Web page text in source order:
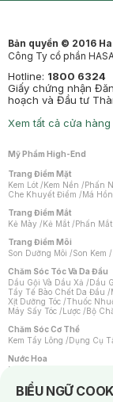
Bản quyền © 2016
Công Ty cổ phần
Hotline: 1800 6324
Giấy chứng nhận
hoạch và Đầu tư
Xem tất cả cửa hàng
Mỹ Phẩm High-End
Trang Điểm Mặt
Kem Lót /Kem Nền /Phấn
Che Khuyết Điểm /Má
Trang Điểm Mắt
Kẻ Mày /Kẻ Mắt /Phấn Mắt
Trang Điểm Môi
Son Dưỡng Môi /Son Kem
Chăm Sóc Tóc Và Da Đầu
Dầu Gội Và Dầu Xả /Dầu
Tẩy Tế Bào Chết Da Đầu /
Xịt Dưỡng Tóc /Thuốc
Máy Sấy Tóc /Lược /Bộ
Chăm Sóc Cơ Thể
Kem Tẩy Lông /Dụng Cụ
Nước Hoa
Nước Hoa Nữ
Chăm Sóc Cá Nhân
BIỂU NGỮ
Notice about